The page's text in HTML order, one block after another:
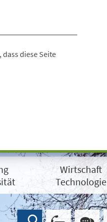
diese Seite
Wirtschaft
Technologie